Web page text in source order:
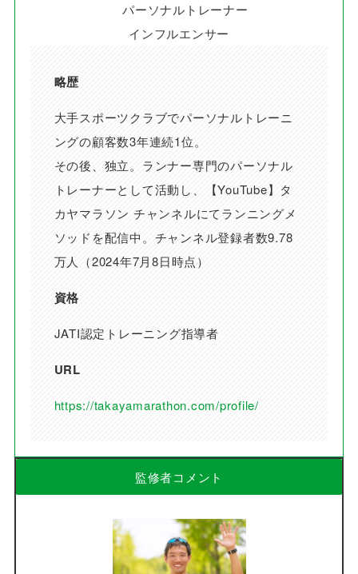
パーソナルトレーナー
インフルエンサー
略歴
大手スポーツクラブでパーソナルトレーニ
ングの顧客数3年連続1位。
その後、独立。ランナー専門のパーソナル
トレーナーとして活動し、【YouTube】タ
カヤマラソン チャンネルにてランニングメ
ソッドを配信中。チャンネル登録者数9.78
万人（2024年7月8日時点）
資格
JATI認定トレーニング指導者
URL
https://takayamarathon.com/profile/
監修者コメント